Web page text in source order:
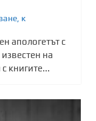
, к
апологетът с
на
книгите...